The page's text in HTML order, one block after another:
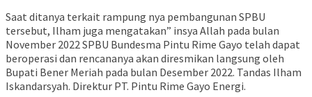
Saat ditanya terkait rampung nya pembangunan SPBU
tersebut, Ilham juga mengatakan” insya Allah pada bulan
November 2022 SPBU Bundesma Pintu Rime Gayo telah dapat
beroperasi dan rencananya akan diresmikan langsung oleh
Bupati Bener Meriah pada bulan Desember 2022. Tandas Ilham
Iskandarsyah. Direktur PT. Pintu Rime Gayo Energi.